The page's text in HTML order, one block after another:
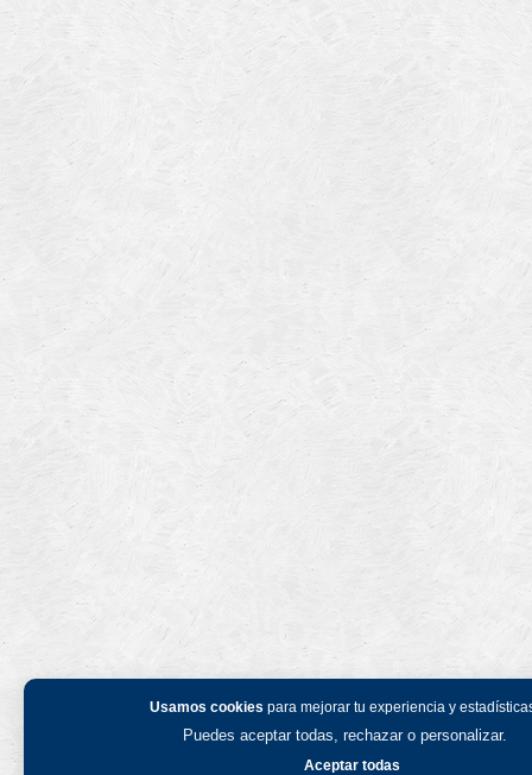
Usamos cookies para mejorar tu experiencia y
Puedes aceptar todas, rechazar o personalizar.
Aceptar todas